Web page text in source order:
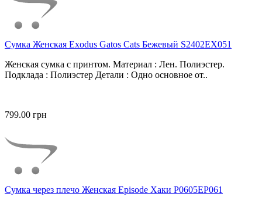
Сумка Женская Exodus Gatos Cats Бежевый S2402EX051
Женская сумка с принтом. Материал : Лен. Полиэстер.
Подклада : Полиэстер Детали : Одно основное от..
799.00 грн
Сумка через плечо Женская Episode Хаки P0605EP061